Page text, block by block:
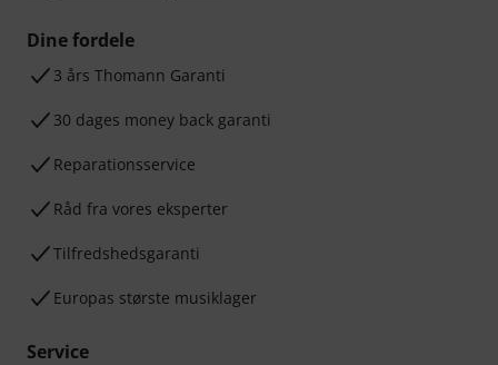
Dine fordele
3 års Thomann Garanti
30 dages money back garanti
Reparationsservice
Råd fra vores eksperter
Tilfredshedsgaranti
Europas største musiklager
Service